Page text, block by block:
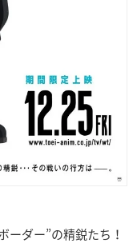
ーダー”の精鋭たち！